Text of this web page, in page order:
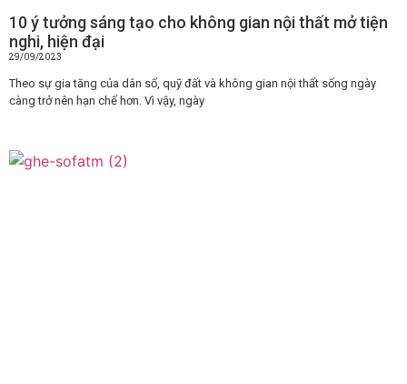
10 ý tưởng sáng tạo cho không gian nội thất mở tiện
nghi, hiện đại
29/09/2023
Theo sự gia tăng của dân số, quỹ đất và không gian nội thất sống ngày
càng trở nên hạn chế hơn. Vì vậy, ngày